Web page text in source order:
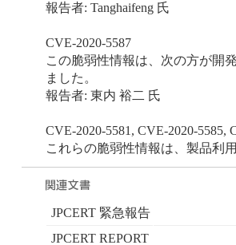
報告者: Tanghaifeng 氏
CVE-2020-5587
この脆弱性情報は、次の方が開
ました。
報告者: 東内 裕二 氏
CVE-2020-5581, CVE-2020-5585,
これらの脆弱性情報は、製品利
JPCERT 緊急報告
JPCERT REPORT